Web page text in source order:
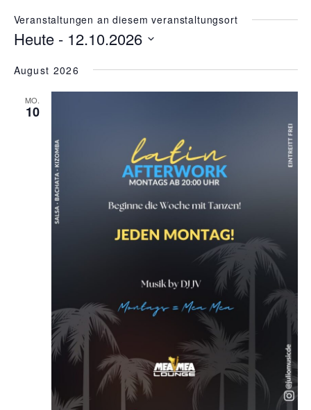
Veranstaltungen an diesem veranstaltungsort
Heute - 12.10.2026
wählen.
August 2026
MO.
10